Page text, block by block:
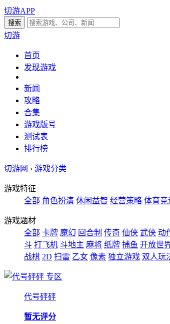
切游APP
切游
首页
发现游戏
新闻
攻略
合集
游戏版号
测试表
排行榜
切游网 › 游戏分类
游戏特征
全部 角色扮演 休闲益智 经营策略 体育竞
游戏题材
全部 卡牌 魔幻 回合制 传奇 仙侠 武侠 动
斗 打飞机 斗地主 麻将 纸牌 捕鱼 开放世
战棋 2D 扫雷 乙女 像素 独立游戏 双人玩
专区
代号砰砰
暂无评分